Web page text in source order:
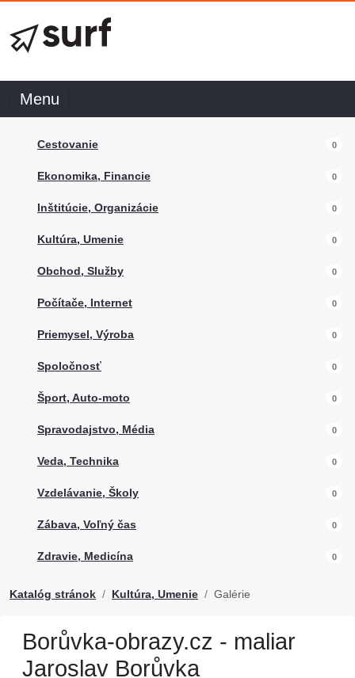
Menu
Cestovanie 0
Ekonomika, Financie 0
Inštitúcie, Organizácie 0
Kultúra, Umenie 0
Obchod, Služby 0
Počítače, Internet 0
Priemysel, Výroba 0
Spoločnosť 0
Šport, Auto-moto 0
Spravodajstvo, Média 0
Veda, Technika 0
Vzdelávanie, Školy 0
Zábava, Voľný čas 0
Zdravie, Medicína 0
Katalóg stránok Kultúra, Umenie Galérie
Borůvka-obrazy.cz - maliar
Jaroslav Borůvka